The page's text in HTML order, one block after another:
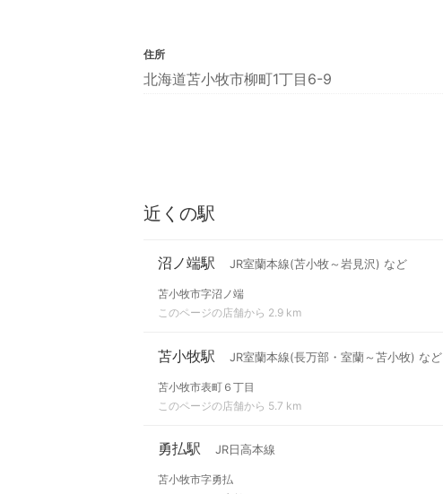
住所
北海道苫小牧市柳町1丁目6-9
近くの駅
沼ノ端駅 JR室蘭本線(苫小牧～岩見沢) など
苫小牧市字沼ノ端
このページの店舗から 2.9 km
苫小牧駅 JR室蘭本線(長万部・室蘭～苫小牧) など
苫小牧市表町６丁目
このページの店舗から 5.7 km
勇払駅 JR日高本線
苫小牧市字勇払